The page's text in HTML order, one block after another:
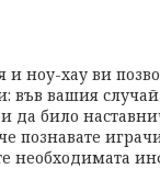
ноу-хау ви
във вашия
да било
познавате
необходимата